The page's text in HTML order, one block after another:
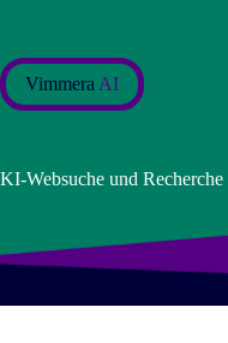
Vimmera AI
KI-Websuche und Recherche